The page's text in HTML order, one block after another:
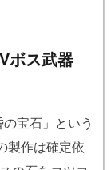
ボス武器
宝石」という
製作は確定依